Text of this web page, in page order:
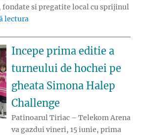
fondate si pregatite local cu sprijinul
lectura
Incepe prima editie a
turneului de hochei pe
gheata Simona Halep
Challenge
Patinoarul Tiriac – Telekom Arena
va gazdui vineri, 15 iunie, prima